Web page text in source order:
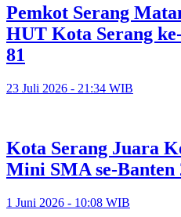
Pemkot Serang
HUT Kota Serang
81
23 Juli 2026 - 21:34 WIB
Kota Serang Juara
Mini SMA se-Banten
1 Juni 2026 - 10:08 WIB